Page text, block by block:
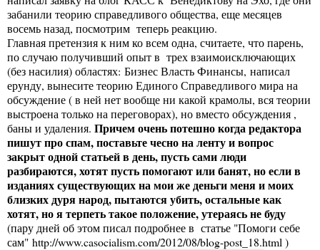
забанили теорию справедливого общества, еще месяцев
восемь назад, посмотрим теперь реакцию.
Главная претензия к ним ко всем одна, считаете, что парень,
по случаю получивший опыт в трех взаимоисключающих
(без насилия) областях: Бизнес Власть Финансы, написал
ерунду, вынесите теорию Единого Справедливого мира на
обсуждение ( в ней нет вообще ни какой крамолы, вся теории
выстроена только на переговорах), но вместо обсуждения ,
баны и удаления. Причем очень потешно когда редактора
пишут про спам, поставьте чесно на ленту и вопрос
закрыт одной статьей в день, пусть сами люди
разбираются, хотят пусть помогают или банят, но если в
изданиях существующих на мои же деньги меня и моих
близких дуря народ, пытаются убить, остальные как
хотят, но я терпеть такое положение, утераясь не буду
(пару дней об этом писал подробнее в статье "Помоги себе
сам" http://www.casocialism.com/2012/08/blog-post_18.html )